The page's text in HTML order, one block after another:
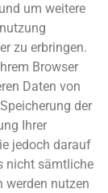
um weitere
zu erbringen.
Browser
Daten von
der
Ihrer
jedoch darauf
nicht sämtliche
werden nutzen